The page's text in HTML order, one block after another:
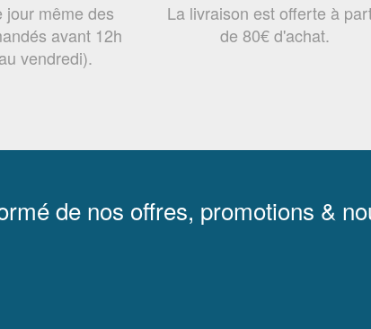
jour même des
avant 12h
vendredi).
La livraison est offerte à
de 80€ d'achat.
de nos offres, promotions &